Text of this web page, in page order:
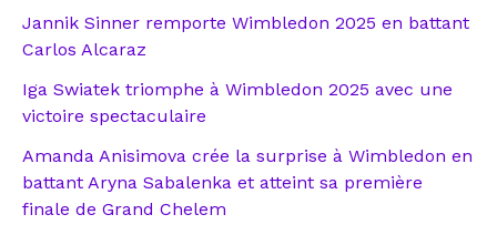
Jannik Sinner remporte Wimbledon 2025 en battant
Carlos Alcaraz
Iga Swiatek triomphe à Wimbledon 2025 avec une
victoire spectaculaire
Amanda Anisimova crée la surprise à Wimbledon en
battant Aryna Sabalenka et atteint sa première
finale de Grand Chelem